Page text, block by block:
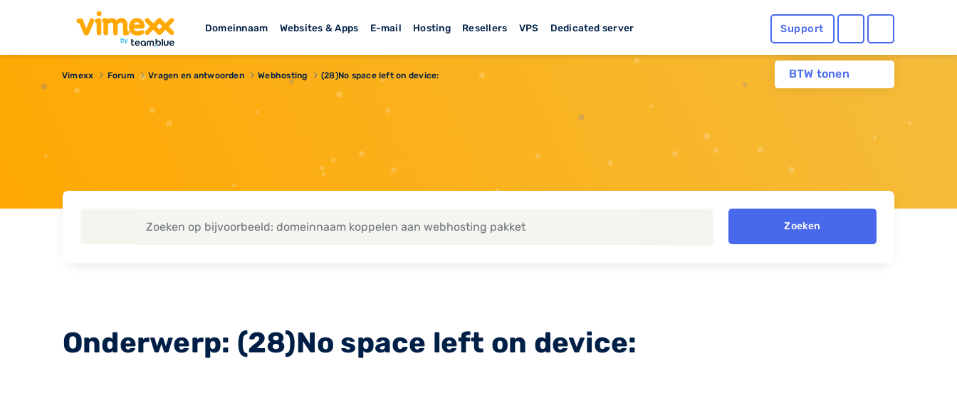
Domeinnaam Websites & Apps E-mail Hosting Resellers VPS Dedicated server Support
BTW tonen
Vimexx Forum Vragen en antwoorden Webhosting (28)No space left on device:
Zoeken
Onderwerp: (28)No space left on device: